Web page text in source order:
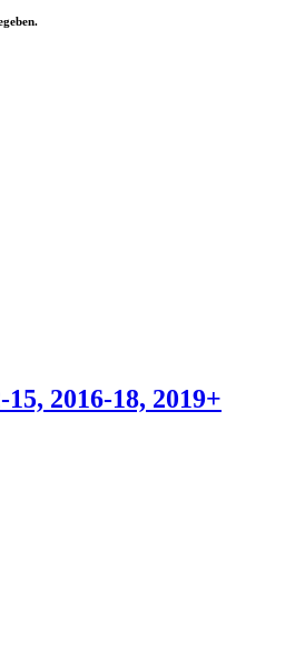
2016-18, 2019+